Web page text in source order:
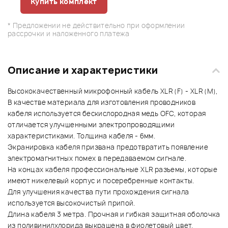
* Предложении не действительно при оформлении
рассрочки и наложенного платежа
Описание и характеристики
Высококачественный микрофонный кабель XLR (F) - XLR (M),
В качестве материала для изготовления проводников
кабеля используется бескислородная медь OFC, которая
отличается улучшенными электропроводящими
характеристиками. Толщина кабеля - 6мм.
Экранировка кабеля призвана предотвратить появление
электромагнитных помех в передаваемом сигнале.
На концах кабеля профессиональные XLR разъемы, которые
имеют никелевый корпус и посеребренные контакты.
Для улучшения качества пути прохождения сигнала
используется высокочистый припой.
Длина кабеля 3 метра. Прочная и гибкая защитная оболочка
из поливинилхлорида выкрашена в фиолетовый цвет.